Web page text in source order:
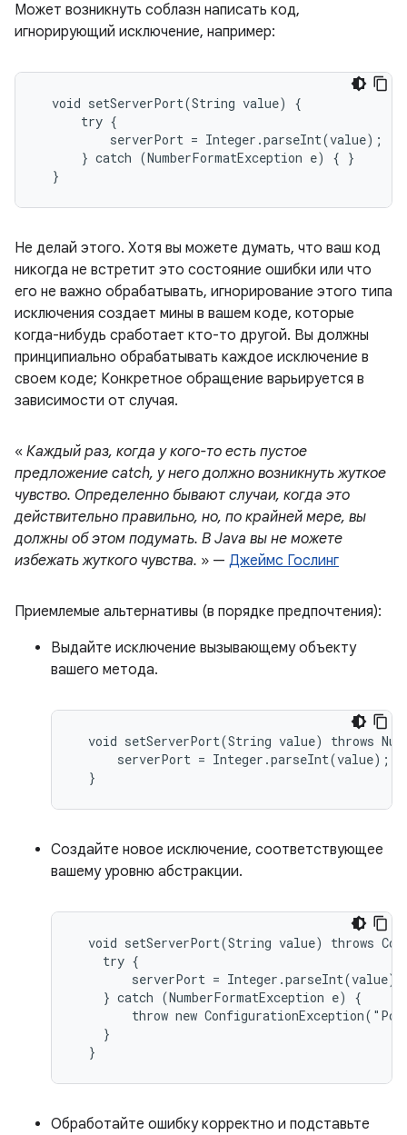
Может возникнуть соблазн написать код,
игнорирующий исключение, например:
  void setServerPort(String value) {
      try {
          serverPort = Integer.parseInt(value);
      } catch (NumberFormatException e) { }
  }
Не делай этого. Хотя вы можете думать, что ваш код
никогда не встретит это состояние ошибки или что
его не важно обрабатывать, игнорирование этого типа
исключения создает мины в вашем коде, которые
когда-нибудь сработает кто-то другой. Вы должны
принципиально обрабатывать каждое исключение в
своем коде; Конкретное обращение варьируется в
зависимости от случая.
« Каждый раз, когда у кого-то есть пустое
предложение catch, у него должно возникнуть жуткое
чувство. Определенно бывают случаи, когда это
действительно правильно, но, по крайней мере, вы
должны об этом подумать. В Java вы не можете
избежать жуткого чувства. » — Джеймс Гослинг
Приемлемые альтернативы (в порядке предпочтения):
Выдайте исключение вызывающему объекту
вашего метода.
void setServerPort(String value) throws
      serverPort = Integer.parseInt(value);
  }
Создайте новое исключение, соответствующее
вашему уровню абстракции.
void setServerPort(String value) throws
    try {
        serverPort = Integer.parseInt(value);
    } catch (NumberFormatException e) {
throw new
    }
  }
Обработайте ошибку корректно и подставьте